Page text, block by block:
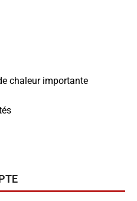
chaleur importante